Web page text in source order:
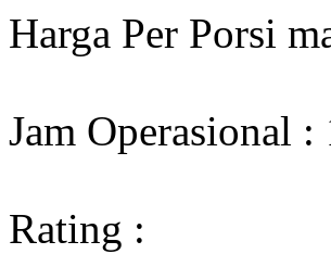
Harga Per Porsi
Jam Operasional
Rating :